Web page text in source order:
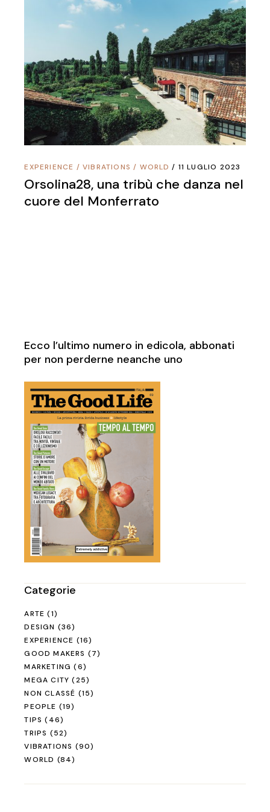
EXPERIENCE / VIBRATIONS / WORLD 11 LUGLIO 2023
Orsolina28, una tribù che danza nel
cuore del Monferrato
Ecco l’ultimo numero in edicola, abbonati
per non perderne neanche uno
Categorie
ARTE (1)
DESIGN (36)
EXPERIENCE (16)
GOOD MAKERS (7)
MARKETING (6)
MEGA CITY (25)
NON CLASSÉ (15)
PEOPLE (19)
TIPS (46)
TRIPS (52)
VIBRATIONS (90)
WORLD (84)